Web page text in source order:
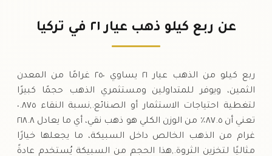
١,٣٥١,٦٦٠.٠٠ ليرة
عن ربع كيلو ذهب عيار ٢١ في تركيا
ربع كيلو من الذهب عيار ٢١ يساوي ٢٥٠ غرامًا من المعدن
الثمين، ويوفر للمتداولين ومستثمري الذهب حجمًا كبيرًا
لتغطية احتياجات الاستثمار أو الصنائع.,نسبة النقاء ٠.٨٧٥
تعني أن ٨٧.٥٪ من الوزن الكلي هو ذهب نقي، أي ما يعادل ٢١٨.٨
غرام من الذهب الخالص داخل السبيكة، ما يجعلها خيارًا
مثاليًا لتخزين الثروة.,هذا الحجم من السبيكة يُستخدم عادةً